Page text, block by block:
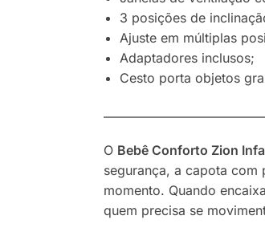
3 posições de
Ajuste em múltiplas
Adaptadores inclusos;
Cesto porta objetos
O Bebê Conforto Zion
segurança, a capota
momento. Quando
quem precisa se